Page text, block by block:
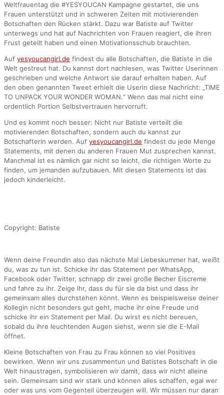
Weltfrauentag die #YESYOUCAN Kampagne gestartet, die uns
Frauen unterstützt und in schweren Zeiten mit motivierenden
Botschaften den Rücken stärkt. Dazu war Batiste auf Twitter
unterwegs und hat auf Nachrichten von Frauen reagiert, die ihren
Frust geteilt haben und einen Motivationsschub brauchten.
Auf yesyoucangirl.de findest du alle Botschaften, die Batiste in die
Welt gestreut hat. Du kannst dort nachlesen, was Twitter Userinnen
geschrieben und welche Antwort sie darauf erhalten haben. Auf
den oben genannten Tweet erhielt die Userin diese Nachricht: „TIME
TO UNPACK YOUR WONDER WOMAN.“ Wenn das mal nicht eine
ordentlich Portion Selbstvertrauen hervorruft.
Und es kommt noch besser: Nicht nur Batiste verteilt die
motivierenden Botschaften, sondern auch du kannst zur
Botschafterin werden. Auf yesyoucangirl.de findest du jede Menge
Statements, mit denen du anderen Frauen Mut zusprechen kannst.
Manchmal ist es nämlich gar nicht so leicht, die richtigen Worte zu
finden, um jemanden aufzubauen. Mit diesen Statements ist das
jedoch kinderleicht.
Copyright: Batiste
Wenn deine Freundin also das nächste Mal Liebeskummer hat, weißt
du, was zu tun ist. Schicke ihr das Statement per WhatsApp,
Facebook oder Twitter, schnapp dir zwei große Becher Eiscreme
und fahre zu ihr. Zeige ihr, dass du für sie da bist und dass ihr
gemeinsam alles durchstehen könnt. Wenn es beispielsweise deiner
Kollegin nicht besonders gut geht, mache ihr eine Freude und
schicke ihr ein Statement per Mail. Du wirst es nicht bereuen,
sobald du ihre leuchtenden Augen siehst, wenn sie die E-Mail
öffnet.
Kleine Botschaften von Frau zu Frau können so viel Positives
bewirken. Wenn wir uns zusammentun und Batistes Botschaft in die
Welt hinaustragen, symbolisieren wir damit, dass wir nicht alleine
sein. Gemeinsam sind wir stark und können alles schaffen, egal wer
oder was uns vom Gegenteil überzeugen will. Wir müssen nur daran